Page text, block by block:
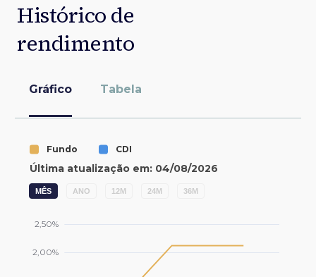
Histórico de
rendimento
Gráfico Tabela
MÊS ANO 12M 24M 36M